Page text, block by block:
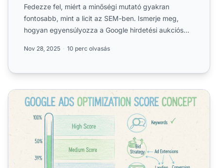
Fedezze fel, miért a minőségi mutató gyakran
fontosabb, mint a licit az SEM-ben. Ismerje meg,
hogyan egyensúlyozza a Google hirdetési aukciós
Nov 28, 2025 10 perc olvasás
Mi az az optimalizációs pontszám?